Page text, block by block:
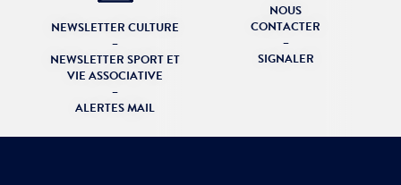
NEWSLETTER CULTURE
–
NEWSLETTER SPORT ET
VIE ASSOCIATIVE
–
ALERTES MAIL
NOUS
CONTACTER
–
SIGNALER